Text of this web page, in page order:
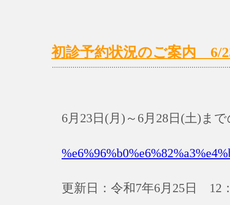
初診予約状況のご案内 6/
6月23日(月)～6月28日(土)ま
更新日：令和7年6月25日 12